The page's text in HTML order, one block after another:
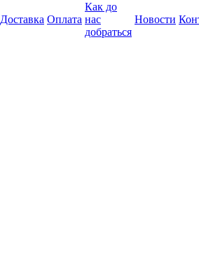
Доставка Оплата
Как до
нас
добраться
Новости